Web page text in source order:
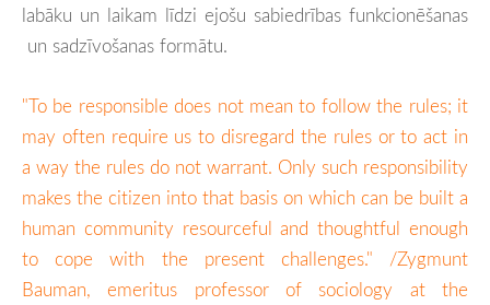
labāku un laikam līdzi ejošu sabiedrības funkcionēšanas
un sadzīvošanas formātu.
"To be responsible does not mean to follow the rules; it
may often require us to disregard the rules or to act in
a way the rules do not warrant. Only such responsibility
makes the citizen into that basis on which can be built a
human community resourceful and thoughtful enough
to cope with the present challenges." /Zygmunt
Bauman, emeritus professor of sociology at the